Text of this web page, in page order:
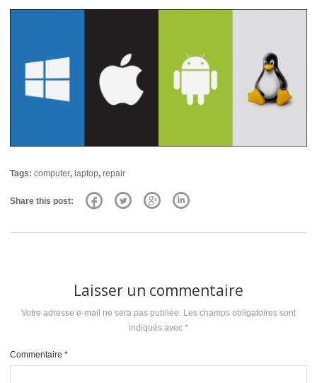
Tags: computer, laptop, repair
Share this post:
Laisser un commentaire
Votre adresse e-mail ne sera pas publiée. Les champs obligatoires sont
indiqués avec *
Commentaire *